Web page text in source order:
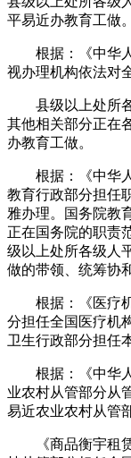
平易近办教育工做。
根据：《中华人
视办理机构依法对
县级以上处所各
其他相关部分正在
办教育工做。
根据：《中华人
教育行政部分担任
雅办理。国务院教
正在国务院的职责
级以上处所各级人
做的带领、统筹协
根据：《医疗机
分担任全国医疗机
卫生行政部分担任
根据：《中华人
业农村从管部分从
易近农业农村从管
《商品衡宇租赁